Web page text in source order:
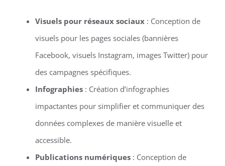
Visuels pour réseaux sociaux: Conception de
visuels pour les pages sociales (bannières
Facebook, visuels Instagram, images Twitter) pour
des campagnes spécifiques.
Infographies: Création d’infographies
impactantes pour simplifier et communiquer des
données complexes de manière visuelle et
accessible.
Publications numériques: Conception de